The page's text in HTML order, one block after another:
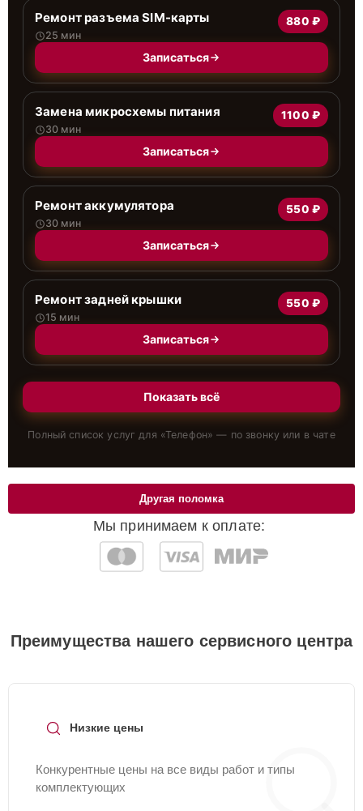
Ремонт разъема SIM-карты
25 мин
880 ₽
Записаться
Замена микросхемы питания
30 мин
1100 ₽
Записаться
Ремонт аккумулятора
30 мин
550 ₽
Записаться
Ремонт задней крышки
15 мин
550 ₽
Записаться
Показать всё
Полный список услуг для «Телефон» — по звонку или в чате
Мы принимаем к оплате:
Другая поломка
Преимущества нашего сервисного центра
Низкие цены
Конкурентные цены на все виды работ и типы
комплектующих